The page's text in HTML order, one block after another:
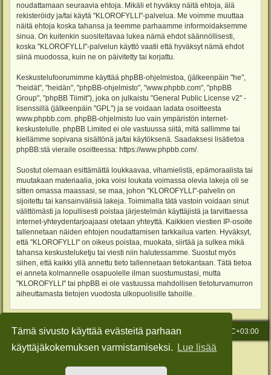
Tämä sivusto käyttää evästeitä parhaan
käyttäjäkokemuksen varmistamiseksi.
Lue lisää
noudattamaan seuraavia ehtoja. Mikäli et hyväksy näitä ehtoja, älä
rekisteröidy ja/tai käytä "KLOROFYLLI"-palvelua. Me voimme muuttaa
näitä ehtoja koska tahansa ja teemme parhaamme informoidaksemme
sinua. On kuitenkin suositeltavaa lukea nämä ehdot säännöllisesti,
koska "KLOROFYLLI"-palvelun käyttö vaatii että hyväksyt nämä ehdot
siinä muodossa, kuin ne on päivitetty tai korjattu.
Keskustelufoorumimme käyttää phpBB-ohjelmistoa, (jälkeenpäin "he",
"heidät", "heidän", "phpBB-ohjelmisto", "www.phpbb.com", "phpBB
Group", "phpBB Tiimit"), joka on julkaistu "General Public License v2" -
lisenssillä (jälkeenpäin "GPL") ja se voidaan ladata osoitteesta
www.phpbb.com . phpBB-ohjelmisto luo vain ympäristön internet-
keskustelulle. phpBB Limited ei ole vastuussa siitä, mitä sallimme tai
kiellämme sopivana sisältönä ja/tai käytöksenä. Saadaksesi lisätietoa
phpBB:stä vieraile osoitteessa: https://www.phpbb.com/.
Suostut olemaan esittämättä loukkaavaa, vihamielistä, epämoraalista tai
muutakaan materiaalia, joka voisi loukata voimassa olevia lakeja oli se
sitten omassa maassasi, se maa, johon "KLOROFYLLI"-palvelin on
sijoitettu tai kansainvälisiä lakeja. Toimimalla tätä vastoin voidaan sinut
välittömästi ja lopullisesti poistaa järjestelmän käyttäjistä ja tarvittaessa
internet-yhteydentarjoajaasi otetaan yhteyttä. Kaikkien viestien IP-osoite
tallennetaan näiden ehtojen noudattamisen tarkkailua varten. Hyväksyt,
että "KLOROFYLLI" on oikeus poistaa, muokata, siirtää ja sulkea mikä
tahansa keskusteluketju tai viesti niin halutessamme. Suostut myös
siihen, että kaikki yllä annettu tieto tallennetaan tietokantaan. Tätä tietoa
ei anneta kolmannelle osapuolelle ilman suostumustasi, mutta
"KLOROFYLLI" tai phpBB ei ole vastuussa mahdollisen tietoturvamurron
aiheuttamasta tietojen vuodosta ulkopuolisille tahoille.
Etusivu Kaikki ajat ovat UTC+03:00
Viesti Ylläpidolle
Keskustelufoorumin ohjelmistophpBB® Forum Software © phpBB Limited